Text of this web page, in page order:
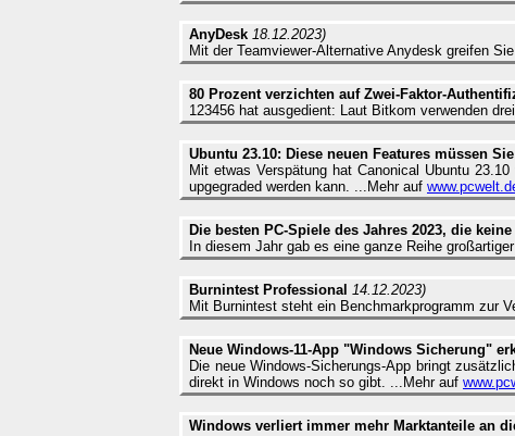
AnyDesk 18.12.2023)
Mit der Teamviewer-Alternative Anydesk greifen
80 Prozent verzichten auf Zwei-Faktor-
123456 hat ausgedient: Laut Bitkom verwenden
Ubuntu 23.10: Diese neuen Features müssen
Mit etwas Verspätung hat Canonical Ubuntu
upgegraded werden kann. ...Mehr auf
Die besten PC-Spiele des Jahres 2023, die
In diesem Jahr gab es eine ganze Reihe
Burnintest Professional 14.12.2023)
Mit Burnintest steht ein Benchmarkprogramm zur
Neue Windows-11-App "Windows Sicherung"
Die neue Windows-Sicherungs-App bringt
direkt in Windows noch so gibt. ...Mehr auf
Windows verliert immer mehr Marktanteile an